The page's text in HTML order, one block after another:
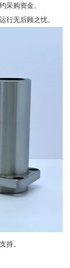
采购资金。
行无后顾之忧。
持。